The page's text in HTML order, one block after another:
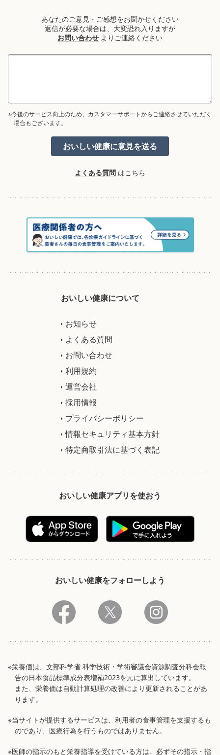
あなたのご意見・ご感想をお聞かせください
返信が必要な場合は、大変恐れ入りますが
お問い合わせ よりご連絡ください
※今後のサービス向上のため、カスタマーサポートからご連絡させていただく
場合もございます。
よくある質問 はこちら
おいしい健康について
お知らせ
よくある質問
お問い合わせ
利用規約
運営会社
採用情報
プライバシーポリシー
情報セキュリティ基本方針
特定商取引法に基づく表記
おいしい健康アプリを使おう
おいしい健康をフォローしよう
※栄養価は、文部科学省 科学技術・学術審議会資源調査分科会報
告の日本食品標準成分表増補2023を元に算出しています。
また、栄養価は自動計算処理の改善により更新されることがあ
ります。
※当サイトが提供するサービスは、利用者の食事管理を支援するも
のであり、医療行為を行うものではありません。
※医師の指示のもと栄養指導を受けている方は、必ずその指示・指